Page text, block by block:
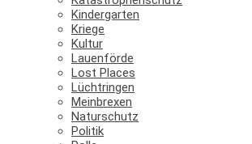
Kindergarten
Kriege
Kultur
Lauenförde
Lost Places
Lüchtringen
Meinbrexen
Naturschutz
Politik